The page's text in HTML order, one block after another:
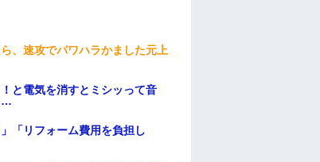
、速攻でパワハラかました元上
と電気を消すとミシッって音
…
「リフォーム費用を負担し